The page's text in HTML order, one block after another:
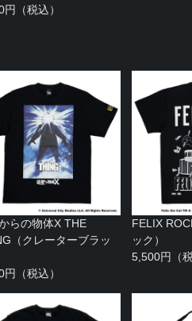
（税込）
らの物体X THE
（クレーターブラッ
（税込）
FELIX
ック）
5,500円（税